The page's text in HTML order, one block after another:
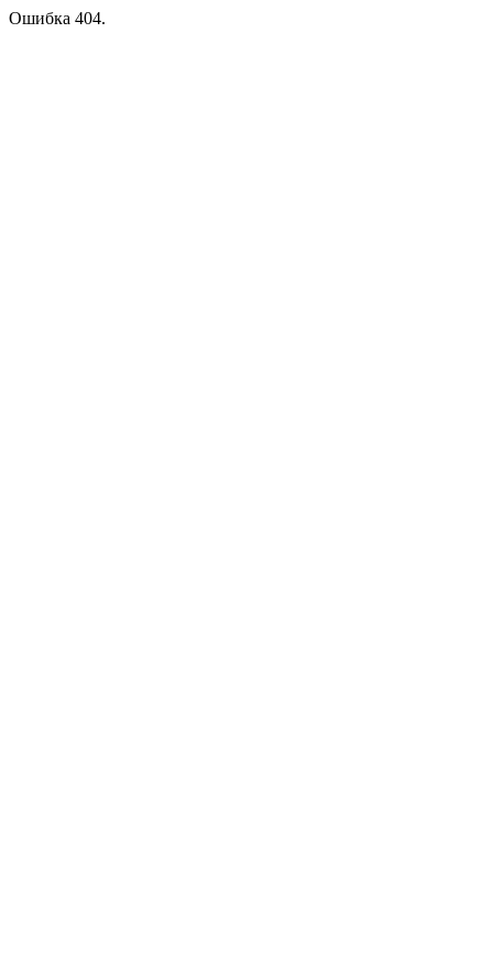
Ошибка 404.